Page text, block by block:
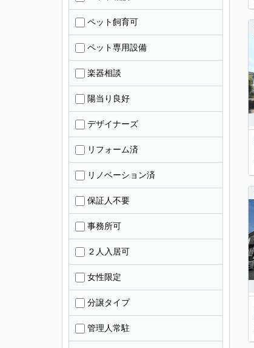
ペット飼育可
ペット専用設備
楽器相談
陽当り良好
デザイナーズ
リフォーム済
リノベーション済
保証人不要
事務所可
２人入居可
女性限定
分譲タイプ
管理人常駐